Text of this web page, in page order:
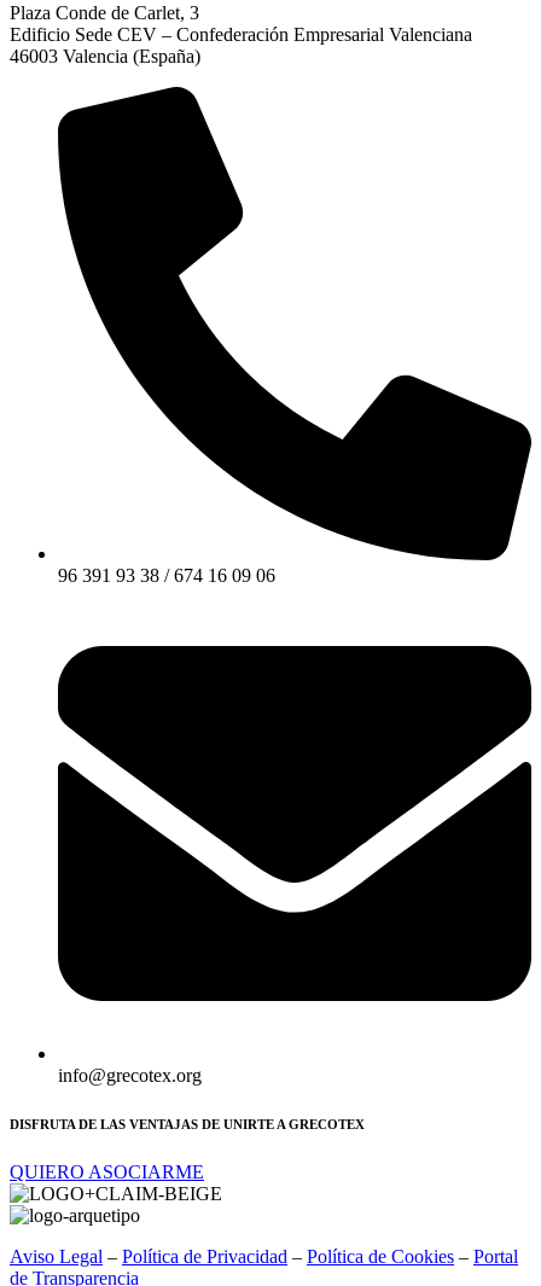
Plaza Conde de Carlet, 3
Edificio Sede CEV – Confederación Empresarial Valenciana
46003 Valencia (España)
96 391 93 38 / 674 16 09 06
info@grecotex.org
DISFRUTA DE LAS VENTAJAS DE UNIRTE A GRECOTEX
QUIERO ASOCIARME
Aviso Legal – Política de Privacidad – Política de Cookies – Portal
de Transparencia